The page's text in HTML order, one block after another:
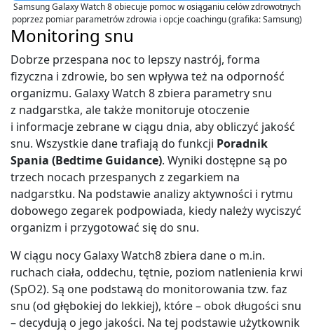
Samsung Galaxy Watch 8 obiecuje pomoc w osiąganiu celów zdrowotnych
poprzez pomiar parametrów zdrowia i opcje coachingu (grafika: Samsung)
Monitoring snu
Dobrze przespana noc to lepszy nastrój, forma
fizyczna i zdrowie, bo sen wpływa też na odporność
organizmu. Galaxy Watch 8 zbiera parametry snu
z nadgarstka, ale także monitoruje otoczenie
i informacje zebrane w ciągu dnia, aby obliczyć jakość
snu. Wszystkie dane trafiają do funkcji Poradnik
Spania (Bedtime Guidance). Wyniki dostępne są po
trzech nocach przespanych z zegarkiem na
nadgarstku. Na podstawie analizy aktywności i rytmu
dobowego zegarek podpowiada, kiedy należy wyciszyć
organizm i przygotować się do snu.
W ciągu nocy Galaxy Watch8 zbiera dane o m.in.
ruchach ciała, oddechu, tętnie, poziom natlenienia krwi
(SpO2). Są one podstawą do monitorowania tzw. faz
snu (od głębokiej do lekkiej), które – obok długości snu
– decydują o jego jakości. Na tej podstawie użytkownik